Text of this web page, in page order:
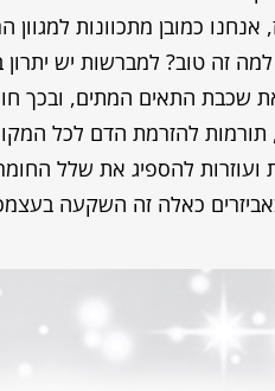
אנחנו כמובן מתכוונות
זה טוב? למברשות יש יתרון
שכבת התאים המתים, ובכך
תורמות להזרמת הדם לכל
להספיג את שלל
כאלה זה השקעה